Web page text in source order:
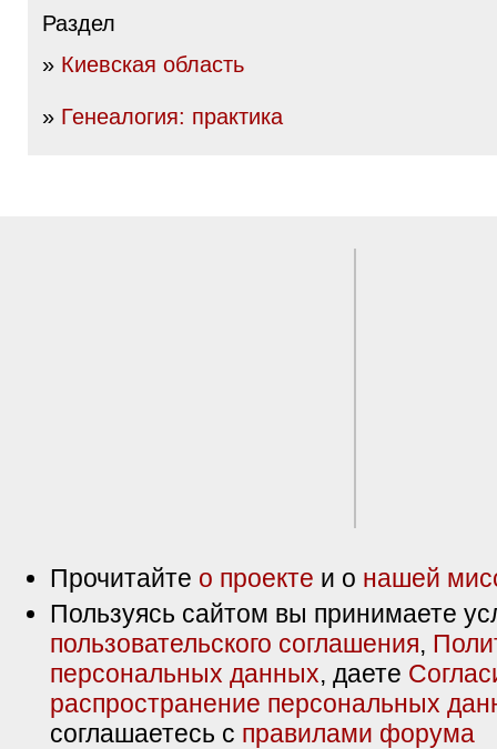
Раздел
» Киевская область
» Генеалогия: практика
Прочитайте о проекте и о нашей
Пользуясь сайтом вы принимаете
пользовательского соглашения,
персональных данных, даете
распространение персональных
соглашаетесь с правилами форума